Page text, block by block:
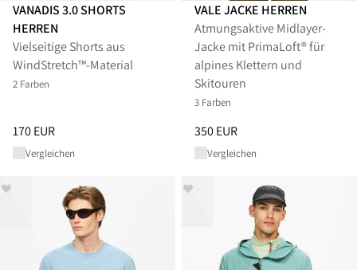
VANADIS 3.0 SHORTS
HERREN
Vielseitige Shorts aus
WindStretch™-Material
2 Farben
Preis:170 EUR, reduziert von 170 EUR
170 EUR
Vergleichen
VALE JACKE HERREN
Atmungsaktive Midlayer-
Jacke mit PrimaLoft® für
alpines Klettern und
Skitouren
3 Farben
Preis: 350 EUR, reduziert von
350 EUR
Vergleichen